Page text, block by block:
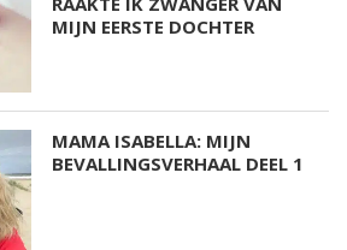
MIJN EERSTE DOCHTER
MAMA ISABELLA: MIJN
BEVALLINGSVERHAAL DEEL 1